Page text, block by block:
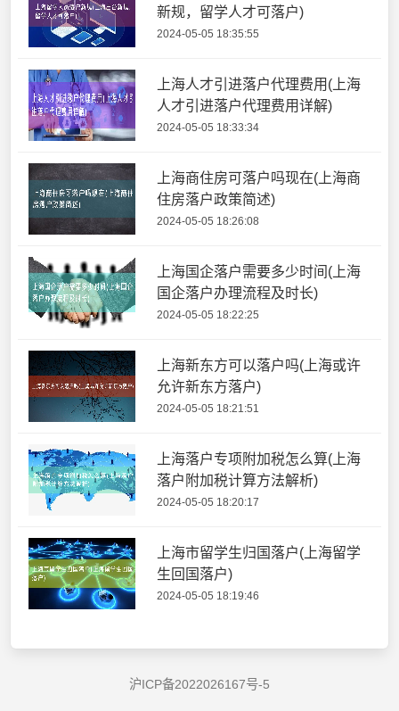
新规，留学人才可落户)
2024-05-05 18:35:55
上海人才引进落户代理费用(上海
人才引进落户代理费用详解)
2024-05-05 18:33:34
上海商住房可落户吗现在(上海商
住房落户政策简述)
2024-05-05 18:26:08
上海国企落户需要多少时间(上海
国企落户办理流程及时长)
2024-05-05 18:22:25
上海新东方可以落户吗(上海或许
允许新东方落户)
2024-05-05 18:21:51
上海落户专项附加税怎么算(上海
落户附加税计算方法解析)
2024-05-05 18:20:17
上海市留学生归国落户(上海留学
生回国落户)
2024-05-05 18:19:46
沪ICP备2022026167号-5